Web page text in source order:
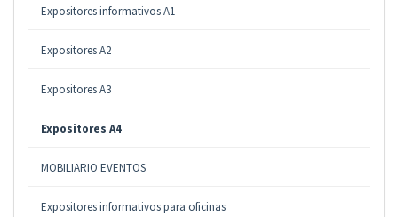
Expositores informativos A1
Expositores A2
Expositores A3
Expositores A4
MOBILIARIO EVENTOS
Expositores informativos para oficinas